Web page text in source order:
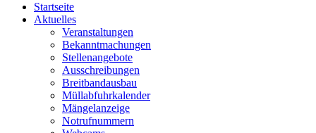
Startseite
Aktuelles
Veranstaltungen
Bekanntmachungen
Stellenangebote
Ausschreibungen
Breitbandausbau
Müllabfuhrkalender
Mängelanzeige
Notrufnummern